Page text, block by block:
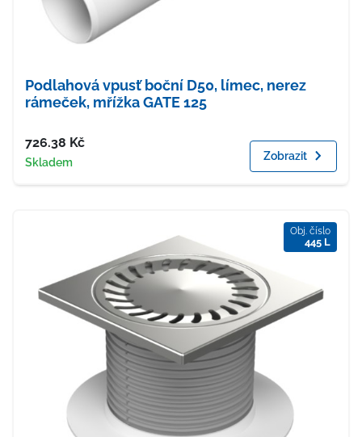
Podlahová vpusť boční D50, límec, nerez
rámeček, mřížka GATE 125
Cena
726.38 Kč
Dostupnost
Skladem Zobrazit
Obj. číslo
445 L